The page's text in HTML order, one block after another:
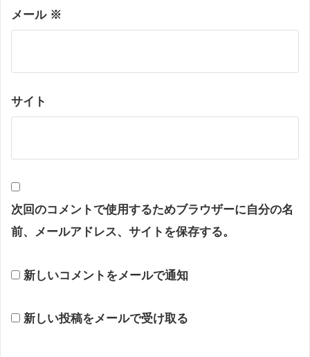
メール ※
サイト
次回のコメントで使用するためブラウザーに自分の名
前、メールアドレス、サイトを保存する。
新しいコメントをメールで通知
新しい投稿をメールで受け取る